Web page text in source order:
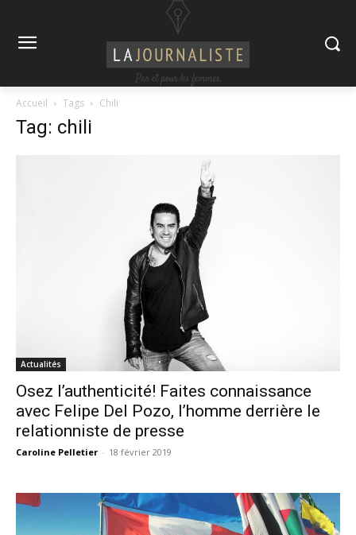
Accueil Tags Chili
Tag: chili
Actualités
Osez l’authenticité! Faites connaissance
avec Felipe Del Pozo, l’homme derrière le
relationniste de presse
Caroline Pelletier - 18 février 2019